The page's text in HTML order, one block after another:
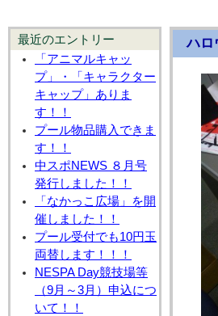
最近のエントリー
「アニマルキャッ
プ」・「キャラクター
キャップ」ありま
す！！
プール物品購入できま
す！！
中スポNEWS ８月号
発行しました！！
「なかっこ広場」を開
催しました！！
プール受付でも10円玉
両替します！！！
NESPA Day競技場等
（9月～3月）申込につ
いて！！
ハ